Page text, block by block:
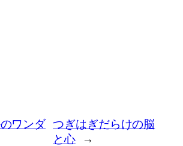
ワンダ つぎはぎだらけの脳
と心
→